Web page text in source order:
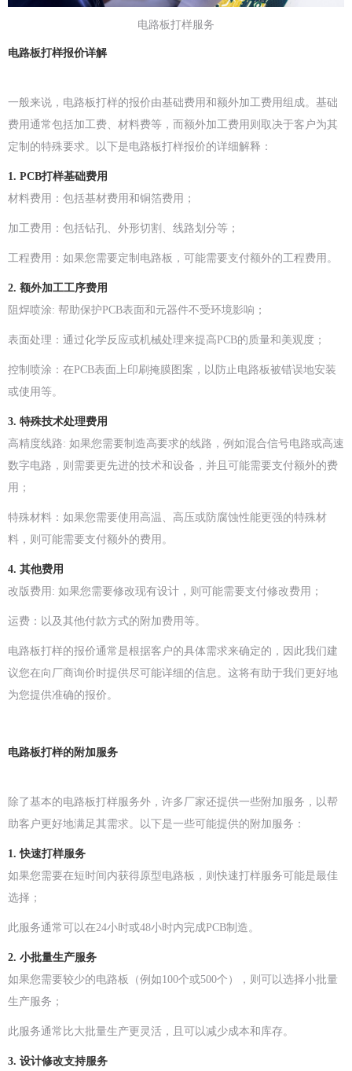
电路板打样服务
电路板打样报价详解
一般来说，电路板打样的报价由基础费用和额外加工费用组成。基础
费用通常包括加工费、材料费等，而额外加工费用则取决于客户为其
定制的特殊要求。以下是电路板打样报价的详细解释：
1. PCB打样基础费用
材料费用：包括基材费用和铜箔费用；
加工费用：包括钻孔、外形切割、线路划分等；
工程费用：如果您需要定制电路板，可能需要支付额外的工程费用。
2. 额外加工工序费用
阻焊喷涂: 帮助保护PCB表面和元器件不受环境影响；
表面处理：通过化学反应或机械处理来提高PCB的质量和美观度；
控制喷涂：在PCB表面上印刷掩膜图案，以防止电路板被错误地安装
或使用等。
3. 特殊技术处理费用
高精度线路: 如果您需要制造高要求的线路，例如混合信号电路或高速
数字电路，则需要更先进的技术和设备，并且可能需要支付额外的费
用；
特殊材料：如果您需要使用高温、高压或防腐蚀性能更强的特殊材
料，则可能需要支付额外的费用。
4. 其他费用
改版费用: 如果您需要修改现有设计，则可能需要支付修改费用；
运费：以及其他付款方式的附加费用等。
电路板打样的报价通常是根据客户的具体需求来确定的，因此我们建
议您在向厂商询价时提供尽可能详细的信息。这将有助于我们更好地
为您提供准确的报价。
电路板打样的附加服务
除了基本的电路板打样服务外，许多厂家还提供一些附加服务，以帮
助客户更好地满足其需求。以下是一些可能提供的附加服务：
1. 快速打样服务
如果您需要在短时间内获得原型电路板，则快速打样服务可能是最佳
选择；
此服务通常可以在24小时或48小时内完成PCB制造。
2. 小批量生产服务
如果您需要较少的电路板（例如100个或500个），则可以选择小批量
生产服务；
此服务通常比大批量生产更灵活，且可以减少成本和库存。
3. 设计修改支持服务